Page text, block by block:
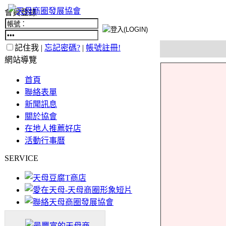
會員登錄
記住我 | 忘記密碼? | 帳號註冊!
網站導覽
首頁
聯絡表單
新聞訊息
關於協會
在地人推薦好店
活動行事曆
SERVICE